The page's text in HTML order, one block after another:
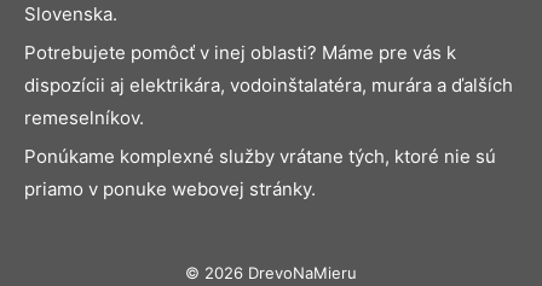
Slovenska.
Potrebujete pomôcť v inej oblasti? Máme pre vás k
dispozícii aj elektrikára, vodoinštalatéra, murára a ďalších
remeselníkov.
Ponúkame komplexné služby vrátane tých, ktoré nie sú
priamo v ponuke webovej stránky.
© 2026 DrevoNaMieru